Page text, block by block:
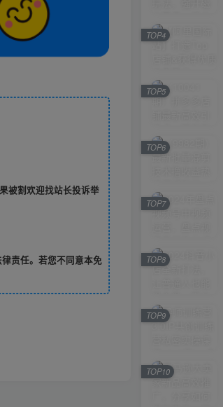
被割欢迎找站长投诉举
责任。若您不同意本免
TOP4
TOP5
TOP6
TOP7
TOP8
TOP9
TOP10